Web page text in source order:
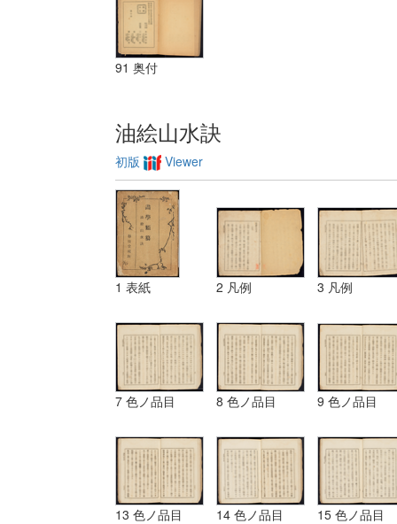
91 奥付
油絵山水訣
初版 Viewer
1 表紙 2 凡例 3 凡例
7 色ノ品目 8 色ノ品目 9 色ノ品目
13 色ノ品目 14 色ノ品目 15 色ノ品目